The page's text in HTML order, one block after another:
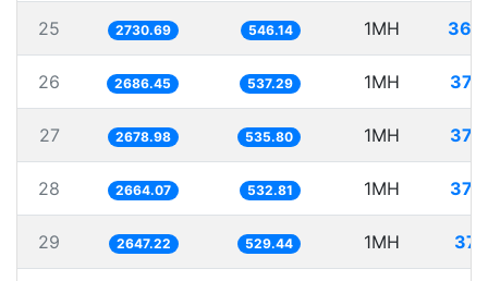
25 2730.69 546.14 1MH
26 2686.45 537.29 1MH
27 2678.98 535.80 1MH
28 2664.07 532.81 1MH
29 2647.22 529.44 1MH